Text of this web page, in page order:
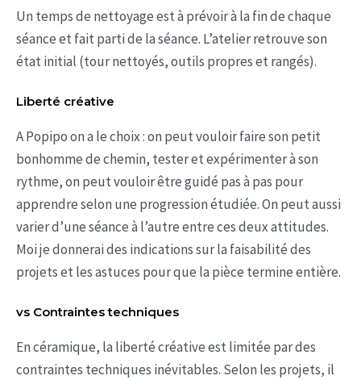
Un temps de nettoyage est à prévoir à la fin de chaque
séance et fait parti de la séance. L’atelier retrouve son
état initial (tour nettoyés, outils propres et rangés).
Liberté créative
A Popipo on a le choix : on peut vouloir faire son petit
bonhomme de chemin, tester et expérimenter à son
rythme, on peut vouloir être guidé pas à pas pour
apprendre selon une progression étudiée. On peut aussi
varier d’une séance à l’autre entre ces deux attitudes.
Moi je donnerai des indications sur la faisabilité des
projets et les astuces pour que la pièce termine entière.
vs Contraintes techniques
En céramique, la liberté créative est limitée par des
contraintes techniques inévitables. Selon les projets, il